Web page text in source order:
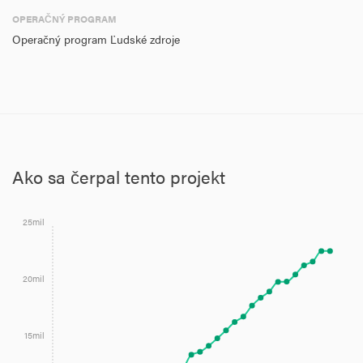
OPERAČNÝ PROGRAM
Operačný program Ľudské zdroje
Ako sa čerpal tento projekt
15mil
20mil
25mil